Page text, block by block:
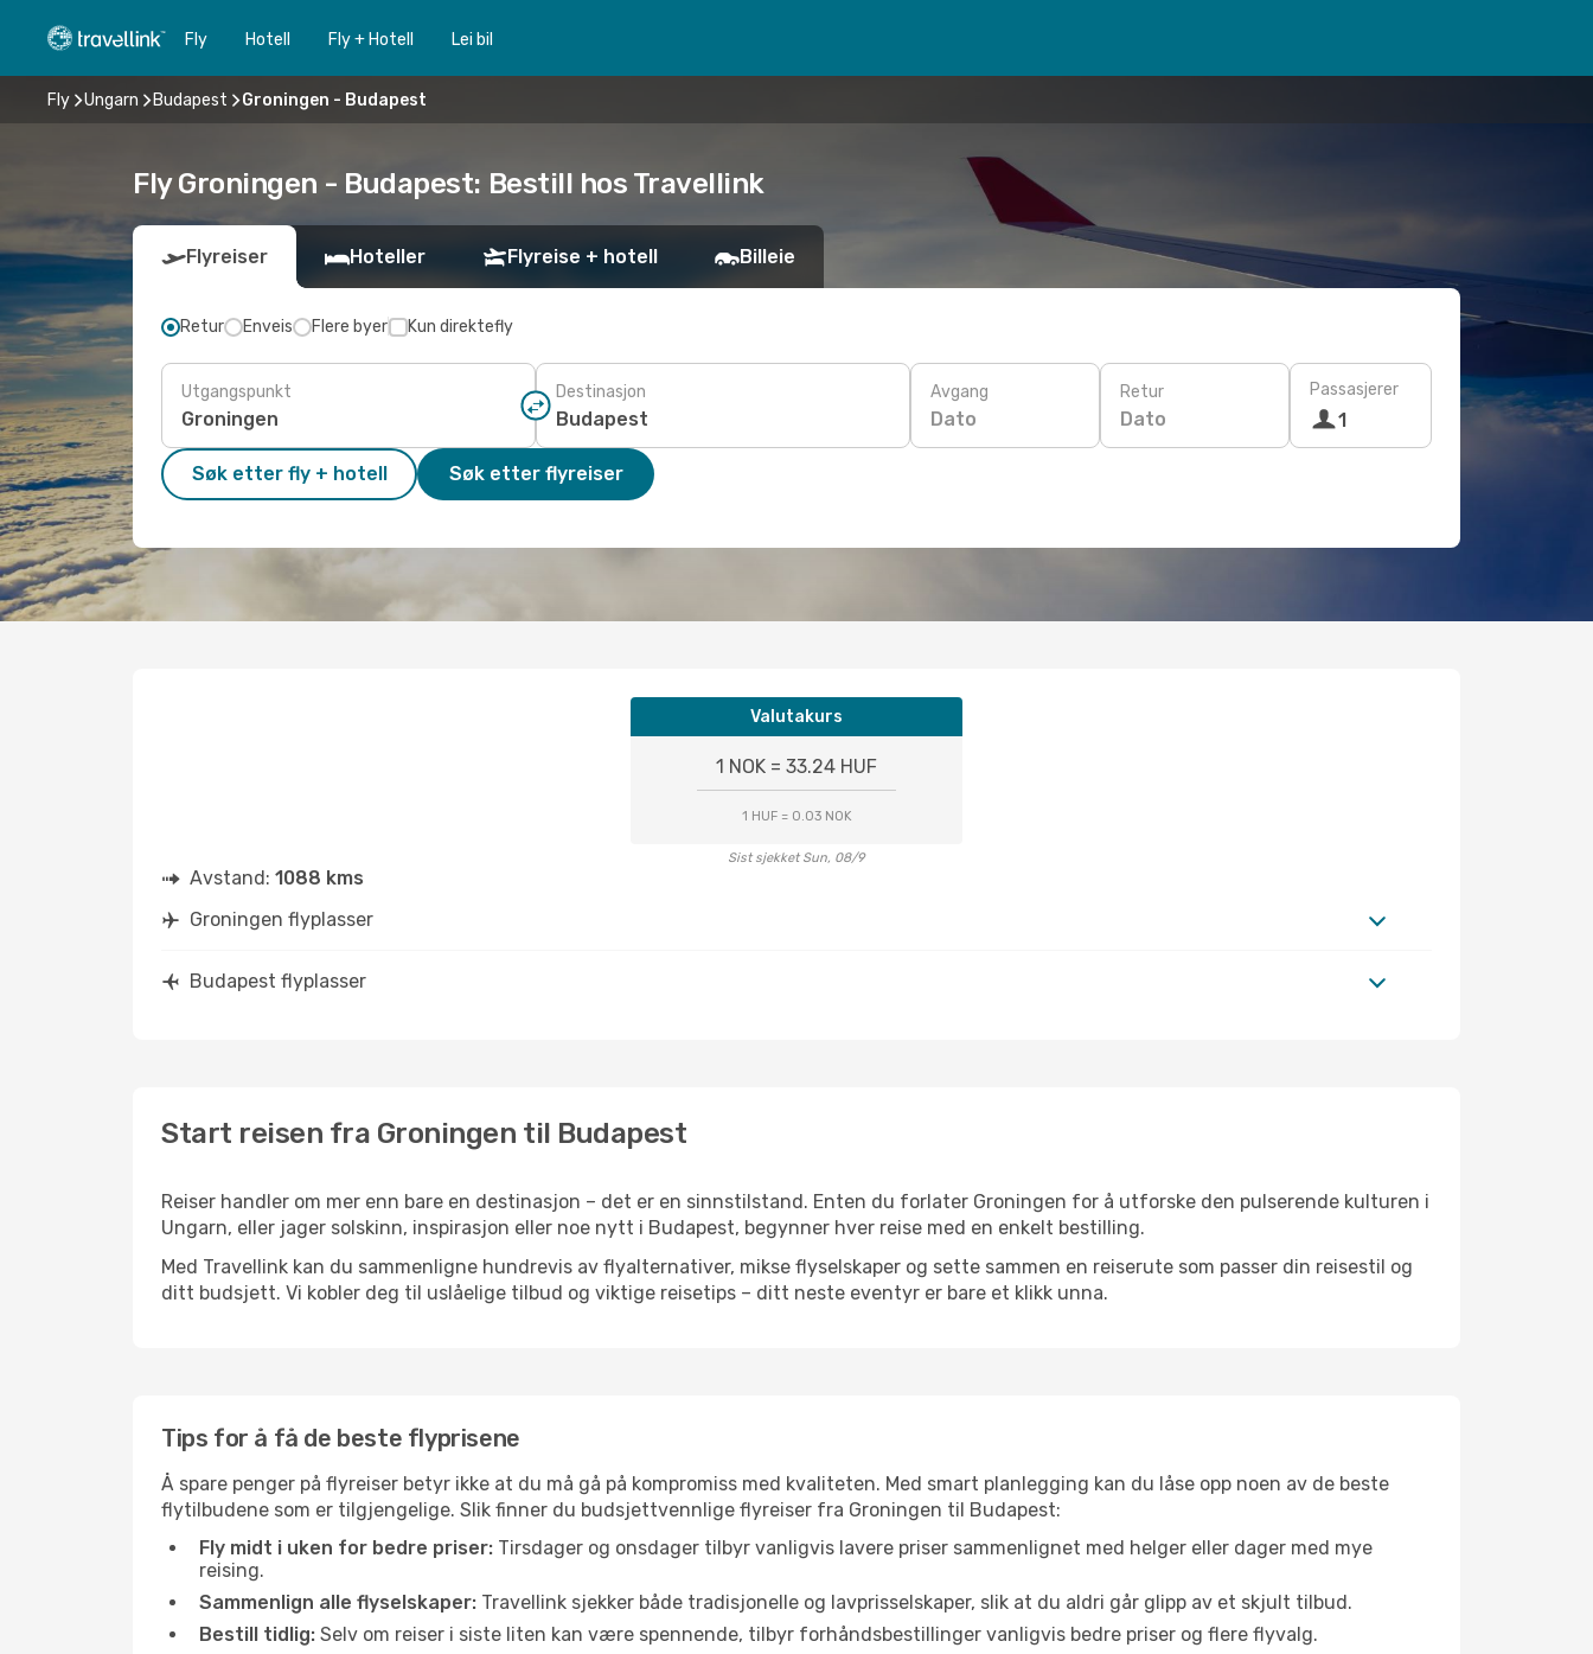
Fly Hotell Fly + Hotell Lei bil
Fly Ungarn Budapest Groningen - Budapest
Fly Groningen - Budapest: Bestill hos Travellink
Flyreiser Hoteller Flyreise + hotell Billeie
Retur Enveis Flere byer Kun direktefly
Utgangspunkt Destinasjon Avgang
Dato
Retur
Dato
Passasjerer
1
Søk etter fly + hotell Søk etter flyreiser
Valutakurs
1 NOK = 33.24 HUF
1 HUF = 0.03 NOK
Sist sjekket Sun, 08/9
Avstand: 1088 kms
Groningen flyplasser
Budapest flyplasser
Start reisen fra Groningen til Budapest
Reiser handler om mer enn bare en destinasjon – det er en sinnstilstand. Enten du forlater Groningen for å utforske den pulserende kulturen i
Ungarn, eller jager solskinn, inspirasjon eller noe nytt i Budapest, begynner hver reise med en enkelt bestilling.
Med Travellink kan du sammenligne hundrevis av flyalternativer, mikse flyselskaper og sette sammen en reiserute som passer din reisestil og
ditt budsjett. Vi kobler deg til uslåelige tilbud og viktige reisetips – ditt neste eventyr er bare et klikk unna.
Tips for å få de beste flyprisene
Å spare penger på flyreiser betyr ikke at du må gå på kompromiss med kvaliteten. Med smart planlegging kan du låse opp noen av de beste
flytilbudene som er tilgjengelige. Slik finner du budsjettvennlige flyreiser fra Groningen til Budapest:
Fly midt i uken for bedre priser: Tirsdager og onsdager tilbyr vanligvis lavere priser sammenlignet med helger eller dager med mye
reising.
Sammenlign alle flyselskaper: Travellink sjekker både tradisjonelle og lavprisselskaper, slik at du aldri går glipp av et skjult tilbud.
Bestill tidlig: Selv om reiser i siste liten kan være spennende, tilbyr forhåndsbestillinger vanligvis bedre priser og flere flyvalg.